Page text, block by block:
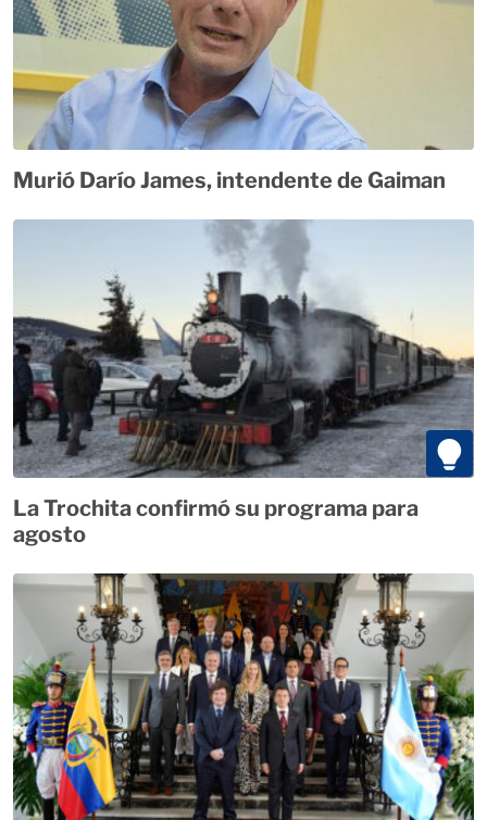
Murió Darío James, intendente de Gaiman
La Trochita confirmó su programa para
agosto